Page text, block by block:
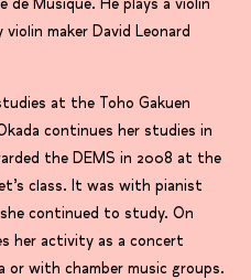
Musique. He plays a violin
maker David Leonard
at the Toho Gakuen
continues her studies in
the DEMS in 2008 at the
class. It was with pianist
she continued to study. On
her activity as a concert
with chamber music groups.